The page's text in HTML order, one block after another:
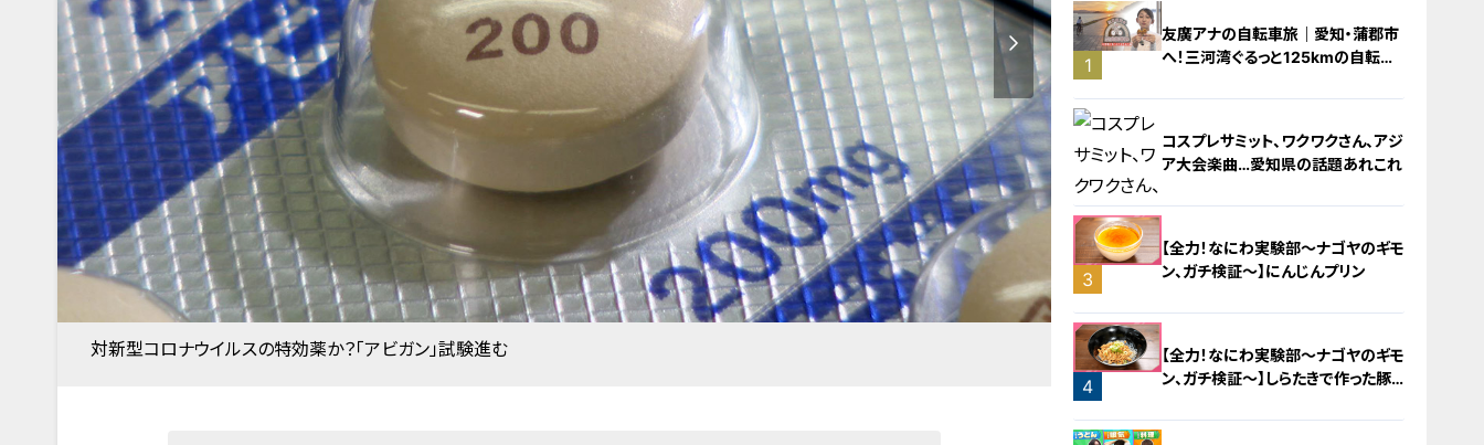
対新型コロナウイルスの特効薬か？「アビガン」試験進む
1
友廣アナの自転車旅｜愛知・蒲郡市
へ！三河湾ぐるっと125kmの自転車
2
コスプレサミット、ワクワクさん、アジ
ア大会楽曲…愛知県の話題あれこれ
3
【全力！なにわ実験部～ナゴヤのギモ
ン、ガチ検証～】にんじんプリン
4
【全力！なにわ実験部～ナゴヤのギモ
ン、ガチ検証～】しらたきで作った豚